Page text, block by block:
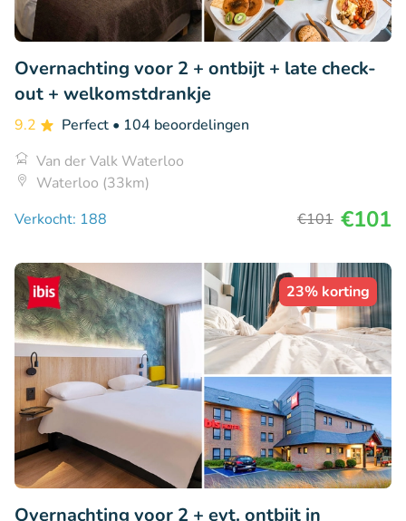
Overnachting voor 2 + ontbijt + late check-
out + welkomstdrankje
9.2 Perfect • 104 beoordelingen
Van der Valk Waterloo
Waterloo (33km)
Verkocht: 188
€101 €101
23% korting
Overnachting voor 2 + evt. ontbijt in